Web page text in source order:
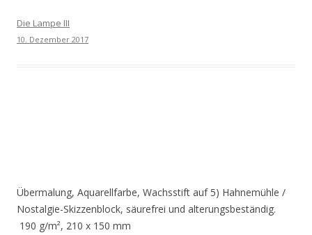
Die Lampe III
10. Dezember 2017
Übermalung, Aquarellfarbe, Wachsstift auf 5) Hahnemühle /
Nostalgie-Skizzenblock, säurefrei und alterungsbeständig.
190 g/m², 210 x 150 mm